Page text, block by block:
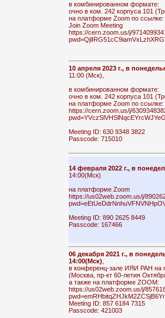
в комбинированном формате:
очно в ком. 242 корпуса 101
на платформе Zoom по ссылке:
Join Zoom Meeting
https://cern.zoom.us/j/
10 апреля 2023 г., в
11:00 (Мск),
в комбинированном формате:
очно в ком. 242 корпуса 101
на платформе Zoom по ссылке:
https://cern.zoom.us/j/
Meeting ID: 630 9348 3822
Passcode: 715010
14 февраля 2022 г., в
14:00(Мск)
на платформе Zoom
https://us02web.zoom.us/j/
Meeting ID: 890 2625 8449
Passcode: 167466
06 декабря 2021 г., в
14:00(Мск)
в конференц-зале ИЯИ РАН на
(Москва, пр-кт 60-летия
а также на платформе ZOOM:
https://us02web.zoom.us/j/
Meeting ID: 857 6184 7315
Passcode: 421003